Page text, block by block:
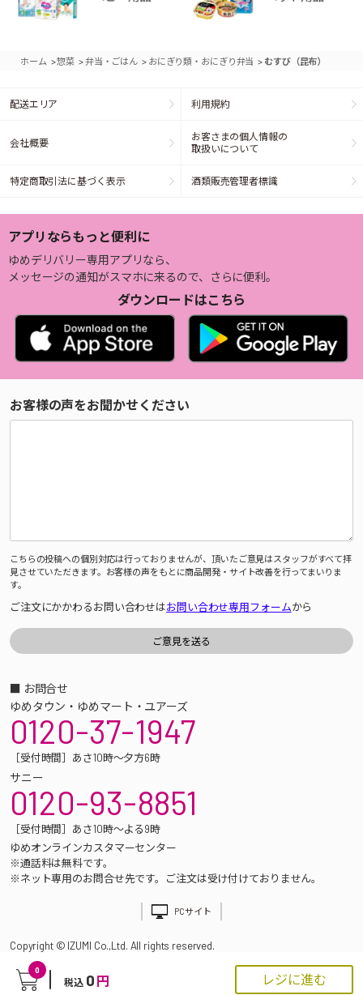
0
税込 0 円 レジに進む
ホーム >惣菜 >弁当・ごはん > おにぎり類・おにぎり弁当 > むすび（昆布）
配送エリア 利用規約
会社概要
お客さまの個人情報の
取扱いについて
特定商取引法に基づく表示 酒類販売管理者標識
アプリならもっと便利に
ゆめデリバリー専用アプリなら、
メッセージの通知がスマホに来るので、さらに便利。
ダウンロードはこちら
お客様の声をお聞かせください
こちらの投稿への個別対応は行っておりませんが、頂いたご意見はスタッフがすべて拝
見させていただきます。お客様の声をもとに商品開発・サイト改善を行ってまいりま
す。
ご注文にかかわるお問い合わせはお問い合わせ専用フォームから
■ お問合せ
ゆめタウン・ゆめマート・ユアーズ
0120-37-1947
［受付時間］あさ10時～夕方6時
サニー
0120-93-8851
［受付時間］あさ10時～よる9時
ゆめオンラインカスタマーセンター
※通話料は無料です。
※ネット専用のお問合せ先です。ご注文は受け付けておりません。
PCサイト
Copyright © IZUMI Co.,Ltd. All rights reserved.